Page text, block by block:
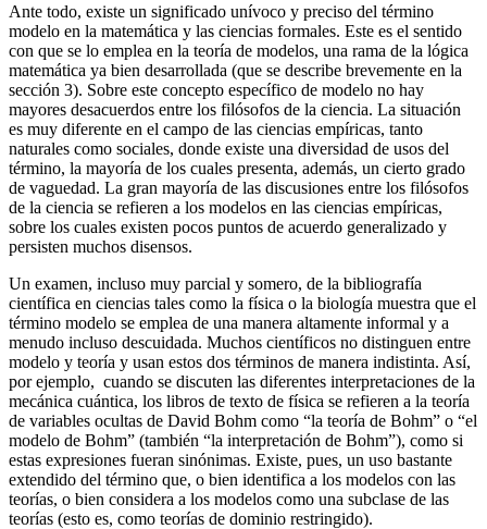
Ante todo, existe un significado unívoco y preciso del término
modelo en la matemática y las ciencias formales. Este es el sentido
con que se lo emplea en la teoría de modelos, una rama de la lógica
matemática ya bien desarrollada (que se describe brevemente en la
sección 3). Sobre este concepto específico de modelo no hay
mayores desacuerdos entre los filósofos de la ciencia. La situación
es muy diferente en el campo de las ciencias empíricas, tanto
naturales como sociales, donde existe una diversidad de usos del
término, la mayoría de los cuales presenta, además, un cierto grado
de vaguedad. La gran mayoría de las discusiones entre los filósofos
de la ciencia se refieren a los modelos en las ciencias empíricas,
sobre los cuales existen pocos puntos de acuerdo generalizado y
persisten muchos disensos.
Un examen, incluso muy parcial y somero, de la bibliografía
científica en ciencias tales como la física o la biología muestra que el
término modelo se emplea de una manera altamente informal y a
menudo incluso descuidada. Muchos científicos no distinguen entre
modelo y teoría y usan estos dos términos de manera indistinta. Así,
por ejemplo, cuando se discuten las diferentes interpretaciones de la
mecánica cuántica, los libros de texto de física se refieren a la teoría
de variables ocultas de David Bohm como “la teoría de Bohm” o “el
modelo de Bohm” (también “la interpretación de Bohm”), como si
estas expresiones fueran sinónimas. Existe, pues, un uso bastante
extendido del término que, o bien identifica a los modelos con las
teorías, o bien considera a los modelos como una subclase de las
teorías (esto es, como teorías de dominio restringido).